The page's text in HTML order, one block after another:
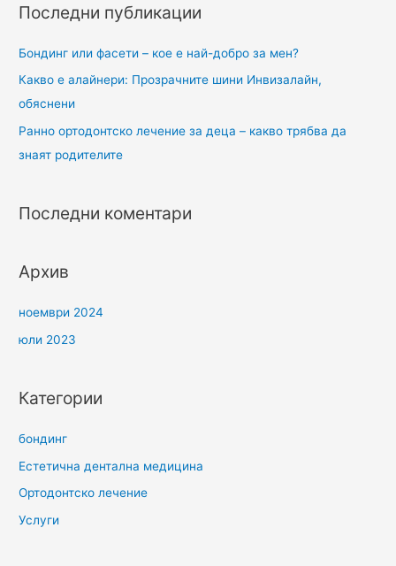
Последни публикации
Бондинг или фасети – кое е най-добро за мен?
Какво е алайнери: Прозрачните шини Инвизалайн,
обяснени
Ранно ортодонтско лечение за деца – какво трябва да
знаят родителите
Последни коментари
Архив
ноември 2024
юли 2023
Категории
бондинг
Естетична дентална медицина
Ортодонтско лечение
Услуги